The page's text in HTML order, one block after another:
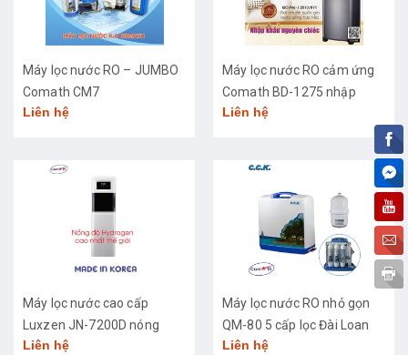
Máy lọc nước RO – JUMBO
Comath CM7
Liên hệ
Máy lọc nước RO cảm ứng
Comath BD-1275 nhập
khẩu cao cấp
Liên hệ
Máy lọc nước cao cấp
Luxzen JN-7200D nóng
lạnh
Liên hệ
Máy lọc nước RO nhỏ gọn
QM-80 5 cấp lọc Đài Loan
Liên hệ